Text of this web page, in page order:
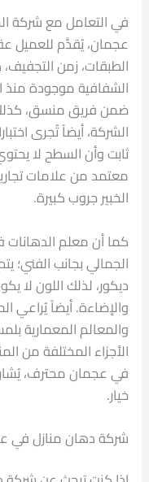
في التعامل مع شركة
عجمان، يُقدَّم للعميل
الطبقات، زمن
الشفافية موجودة منذ
ضمن فريق منسق،
الشركة، أيضاً تُجرى
ثابت وأن السطح لا
معتمد من علامات
الخبير جروب كبيرة.
كما أن معلم الدهانات
الجمالي بجانب الفني؛
ديكور، لذلك اللون لا
والإضاءة. أيضاً يُراعي
والمعالم المعمارية
الأجزاء المختلفة من
في عجمان محترف،
خيار.
شركة دهان منازل في